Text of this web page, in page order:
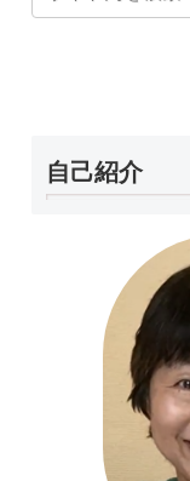
自己紹介